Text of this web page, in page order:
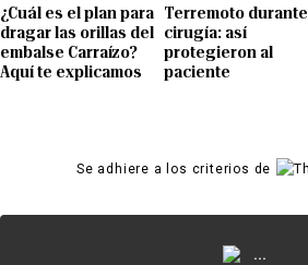
¿Cuál es el plan para
dragar las orillas del
embalse Carraízo?
Aquí te explicamos
Terremoto durante
cirugía: así
protegieron al
paciente
Se adhiere a los criterios de
...